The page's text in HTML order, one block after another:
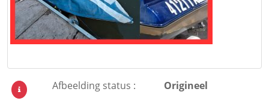
Afbeelding status : Origineel